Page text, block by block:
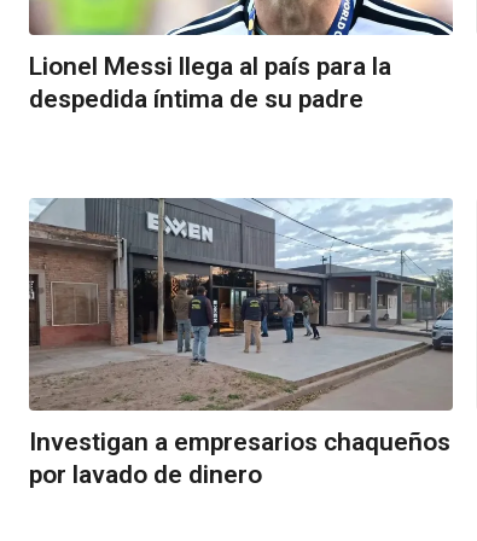
Lionel Messi llega al país para la
despedida íntima de su padre
Investigan a empresarios chaqueños
por lavado de dinero